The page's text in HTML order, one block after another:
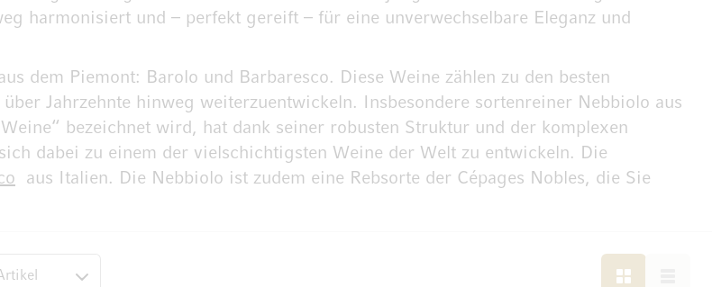
harmonisiert und – perfekt gereift – für eine unverwechselbare Eleganz und
dem Piemont: Barolo und Barbaresco. Diese Weine zählen zu den besten
Jahrzehnte hinweg weiterzuentwickeln. Insbesondere sortenreiner Nebbiolo aus
bezeichnet wird, hat dank seiner robusten Struktur und der komplexen
dabei zu einem der vielschichtigsten Weine der Welt zu entwickeln. Die
aus Italien. Die Nebbiolo ist zudem eine Rebsorte der Cépages Nobles, die Sie
LISTE